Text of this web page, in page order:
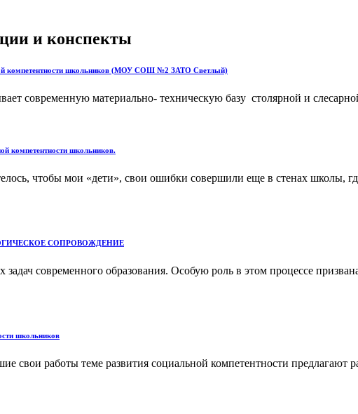
и конспекты
компетентности школьников (МОУ СОШ №2 ЗАТО Светлый)
современную материально- техническую базу столярной и
компетентности школьников.
чтобы мои «дети», свои ошибки совершили еще в стенах школы,
СОПРОВОЖДЕНИЕ
современного образования. Особую роль в этом процессе
школьников
свои работы теме развития социальной компетентности предлагают